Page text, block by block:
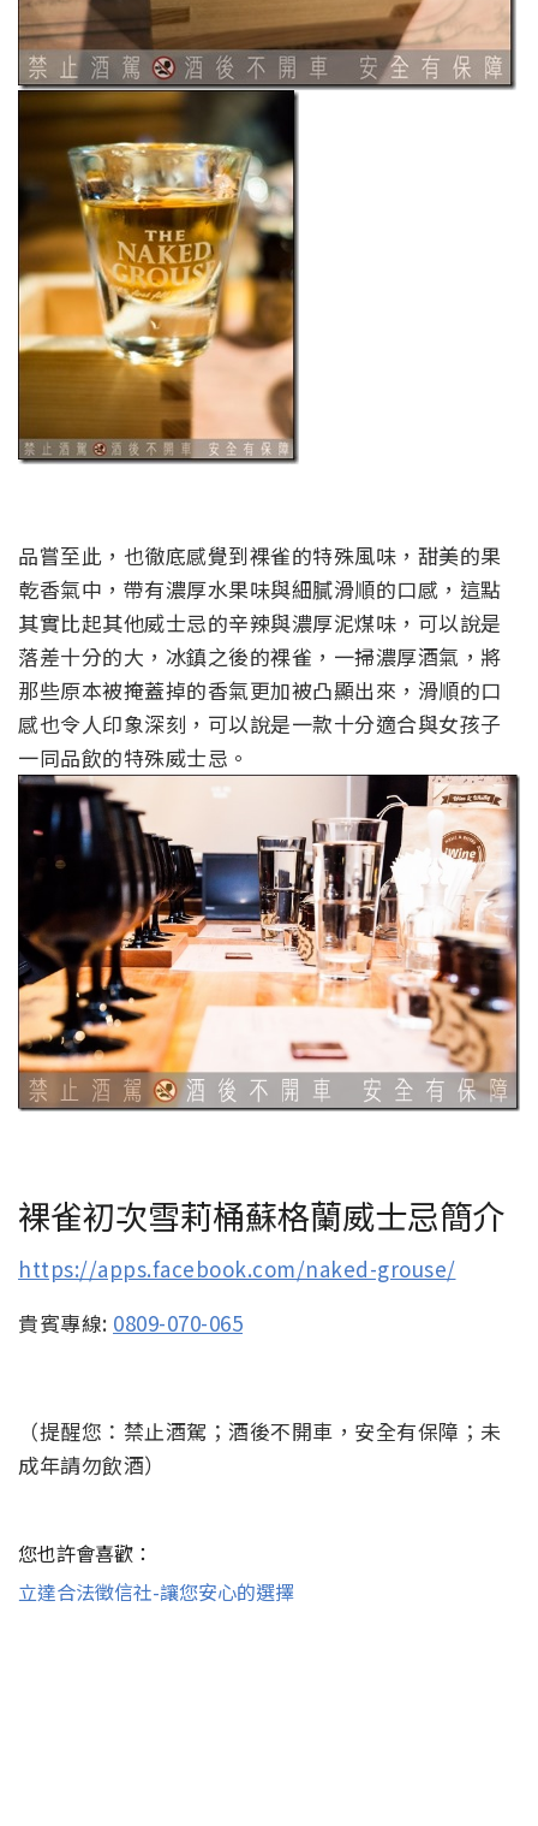
品嘗至此，也徹底感覺到裸雀的特殊風味，甜美的果
乾香氣中，帶有濃厚水果味與細膩滑順的口感，這點
其實比起其他威士忌的辛辣與濃厚泥煤味，可以說是
落差十分的大，冰鎮之後的裸雀，一掃濃厚酒氣，將
那些原本被掩蓋掉的香氣更加被凸顯出來，滑順的口
感也令人印象深刻，可以說是一款十分適合與女孩子
一同品飲的特殊威士忌。
裸雀初次雪莉桶蘇格蘭威士忌簡介
https://apps.facebook.com/naked-grouse/
貴賓專線: 0809-070-065
（提醒您：禁止酒駕；酒後不開車，安全有保障；未
成年請勿飲酒）
您也許會喜歡：
立達合法徵信社-讓您安心的選擇